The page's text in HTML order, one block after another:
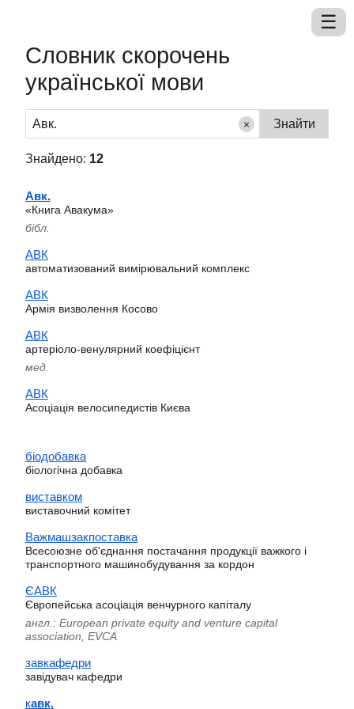
Словник скорочень
української мови
×
Знайдено: 12
Авк.
«Книга Авакума»
бібл.
АВК
автоматизований вимірювальний комплекс
АВК
Армія визволення Косово
АВК
артеріоло-венулярний коефіцієнт
мед.
АВК
Асоціація велосипедистів Києва
біодобавка
біологічна добавка
виставком
виставочний комітет
Важмашзакпоставка
Всесоюзне об'єднання постачання продукції важкого і
транспортного машинобудування за кордон
ЄАВК
Європейська асоціація венчурного капіталу
англ.: European prіvate equіty and venture capіtal
assocіatіon, EVCA
завкафедри
завідувач кафедри
кавк.